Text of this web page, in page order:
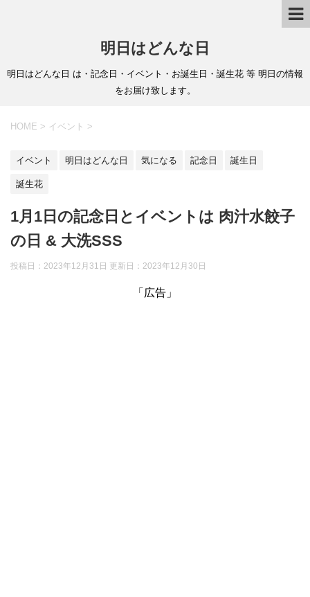
明日はどんな日
明日はどんな日 は・記念日・イベント・お誕生日・誕生花 等 明日の情報
をお届け致します。
HOME > イベント >
イベント 明日はどんな日 気になる 記念日 誕生日
誕生花
1月1日の記念日とイベントは 肉汁水餃子
の日 & 大洗SSS
投稿日：2023年12月31日 更新日： 2023年12月30日
「広告」